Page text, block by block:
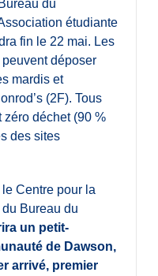
du
étudiante
fin le 22 mai. Les
peuvent déposer
mardis et
(2F). Tous
zéro déchet (90 %
des sites
le Centre pour la
Bureau du
un petit-
de Dawson,
arrivé, premier